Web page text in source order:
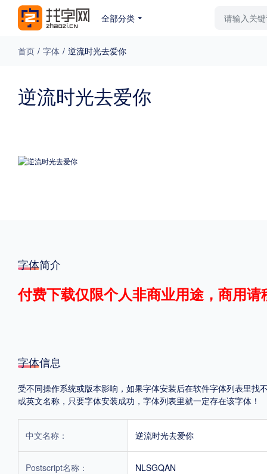
全部分类
免费下载 收费下载 更多
格式
地区
中国大陆 中国港澳台 更多
POP字体下载 字库打包下载 海报素材下载
首页 / 字体 / 逆流时光去爱你
逆流时光去爱你
字体简介
付费下载仅限个人非商业用途，商用
字体信息
受不同操作系统或版本影响，如果字体安装后在软件字体列表里
或英文名称，只要字体安装成功，字体列表里就一定存在该字体！
中文名称： 逆流时光去爱你
Postscript名称： NLSGQAN